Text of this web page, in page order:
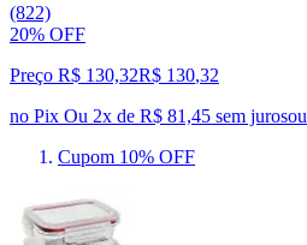
(822)
20% OFF
Preço R$ 130,32R$ 130,32
no Pix Ou 2x de R$ 81,45 sem jurosou
Cupom 10% OFF